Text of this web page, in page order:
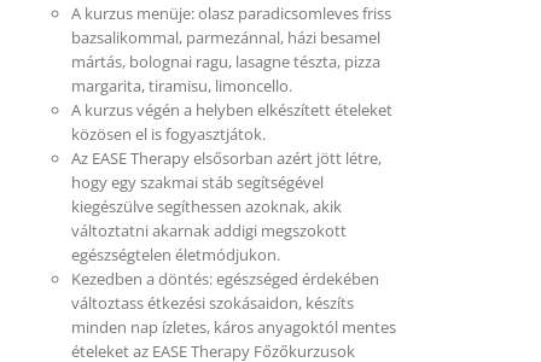
A kurzus menüje: olasz paradicsomleves friss
bazsalikommal, parmezánnal, házi besamel
mártás, bolognai ragu, lasagne tészta, pizza
margarita, tiramisu, limoncello.
A kurzus végén a helyben elkészített ételeket
közösen el is fogyasztjátok.
Az EASE Therapy elsősorban azért jött létre,
hogy egy szakmai stáb segítségével
kiegészülve segíthessen azoknak, akik
változtatni akarnak addigi megszokott
egészségtelen életmódjukon.
Kezedben a döntés: egészséged érdekében
változtass étkezési szokásaidon, készíts
minden nap ízletes, káros anyagoktól mentes
ételeket az EASE Therapy Főzőkurzusok